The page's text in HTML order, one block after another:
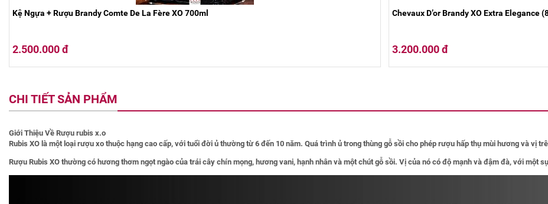
Kệ Ngựa + Rượu Brandy Comte De La Fère XO 700ml
2.500.000 đ
Chevaux D’or Brandy XO Extra Elegance
3.200.000 đ
CHI TIẾT SẢN PHẨM
Giới Thiệu Về Rượu rubis x.o
Rubis XO là một loại rượu xo thuộc hạng cao cấp, với tuổi đời ủ thường từ 6 đến 10 năm. Quá trình ủ trong thùng gỗ sồi cho phép rượu hấp thụ mùi hương và vị
Rượu Rubis XO thường có hương thơm ngọt ngào của trái cây chín mọng, hương vani, hạnh nhân và một chút gỗ sồi. Vị của nó có độ mạnh và đậm đà, với một